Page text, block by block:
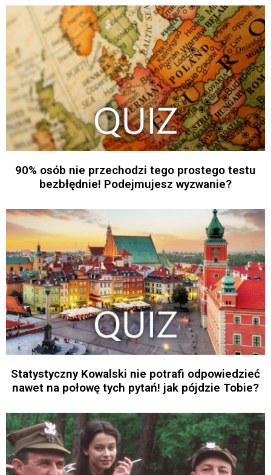
90% osób nie przechodzi tego prostego testu
bezbłędnie! Podejmujesz wyzwanie?
Statystyczny Kowalski nie potrafi odpowiedzieć
nawet na połowę tych pytań! jak pójdzie Tobie?